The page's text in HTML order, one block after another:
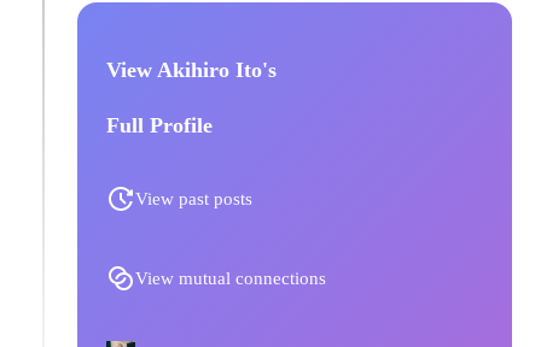
View Akihiro Ito's
Full Profile
View past posts
View mutual connections